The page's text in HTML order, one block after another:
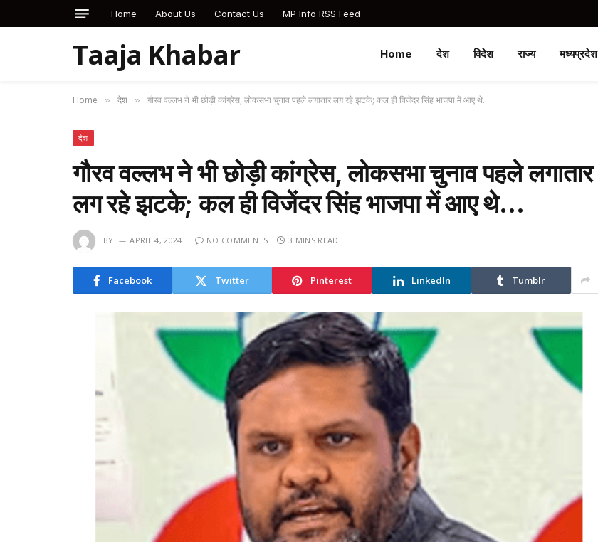
Home About Us Contact Us MP Info RSS Feed
Taaja Khabar Home देश विदेश राज्य मध्यप्रदेश
Home » देश » गौरव वल्लभ ने भी छोड़ी कांग्रेस, लोकसभा चुनाव पहले लगातार लग रहे झटके; कल ही विजेंदर सिंह भाजपा में आए थे…
देश
गौरव वल्लभ ने भी छोड़ी कांग्रेस, लोकसभा चुनाव पहले लगातार
लग रहे झटके; कल ही विजेंदर सिंह भाजपा में आए थे…
BY APRIL 4, 2024 NO COMMENTS 3 MINS READ
Facebook Twitter Pinterest LinkedIn Tumblr